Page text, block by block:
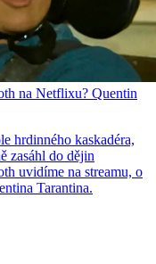
na Netflixu? Quentin
hrdinného kaskadéra,
zasáhl do dějin
uvidíme na streamu, o
Tarantina.